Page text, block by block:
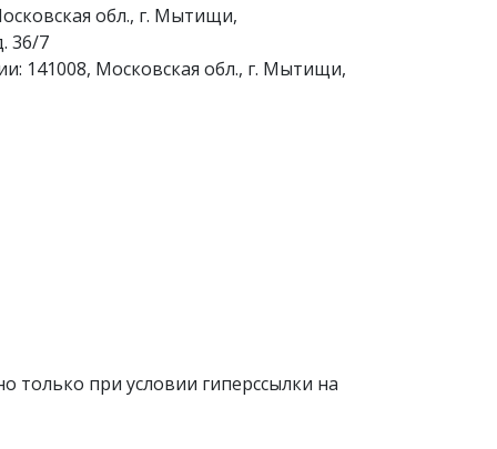
обл., г. Мытищи,
36/7
141008, Московская обл., г. Мытищи,
при условии гиперссылки на